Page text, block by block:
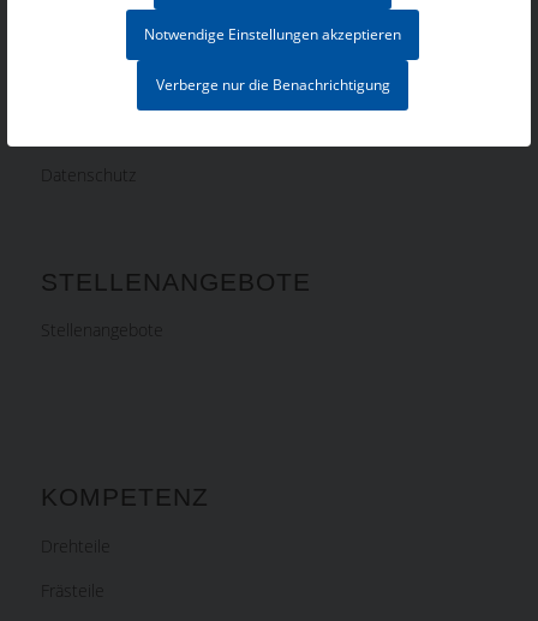
Notwendige Einstellungen akzeptieren
Verberge nur die Benachrichtigung
INFORMATIONEN
Datenschutz
STELLENANGEBOTE
Stellenangebote
KOMPETENZ
Drehteile
Frästeile